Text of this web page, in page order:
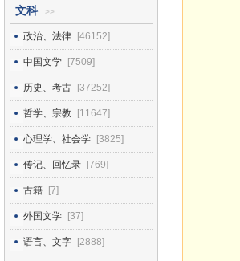
文科 >>
政治、法律 [46152]
中国文学 [7509]
历史、考古 [37252]
哲学、宗教 [11647]
心理学、社会学 [3825]
传记、回忆录 [769]
古籍 [7]
外国文学 [37]
语言、文字 [2888]